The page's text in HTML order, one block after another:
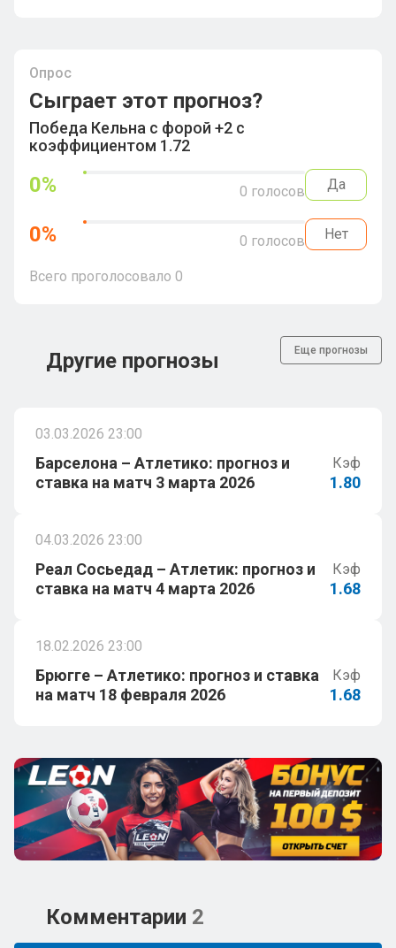
Опрос
Сыграет этот прогноз?
Победа Кельна с форой +2 с
коэффициентом 1.72
0% 0 голосов Да
0% 0 голосов Нет
Всего проголосовало 0
Другие прогнозы Еще прогнозы
03.03.2026 23:00
Барселона – Атлетико: прогноз и
ставка на матч 3 марта 2026
Кэф
1.80
04.03.2026 23:00
Реал Сосьедад – Атлетик: прогноз и
ставка на матч 4 марта 2026
Кэф
1.68
18.02.2026 23:00
Брюгге – Атлетико: прогноз и ставка
на матч 18 февраля 2026
Кэф
1.68
Комментарии 2